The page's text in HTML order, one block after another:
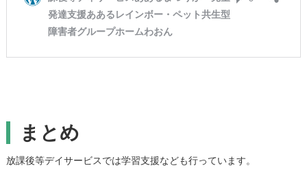
まとめ
放課後等デイサービスでは学習支援なども行っています。